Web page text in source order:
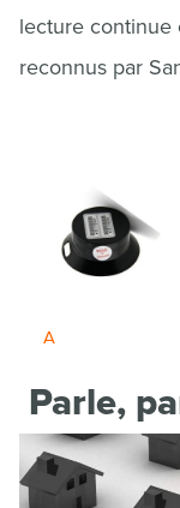
lecture continue
reconnus par
A
Parle,